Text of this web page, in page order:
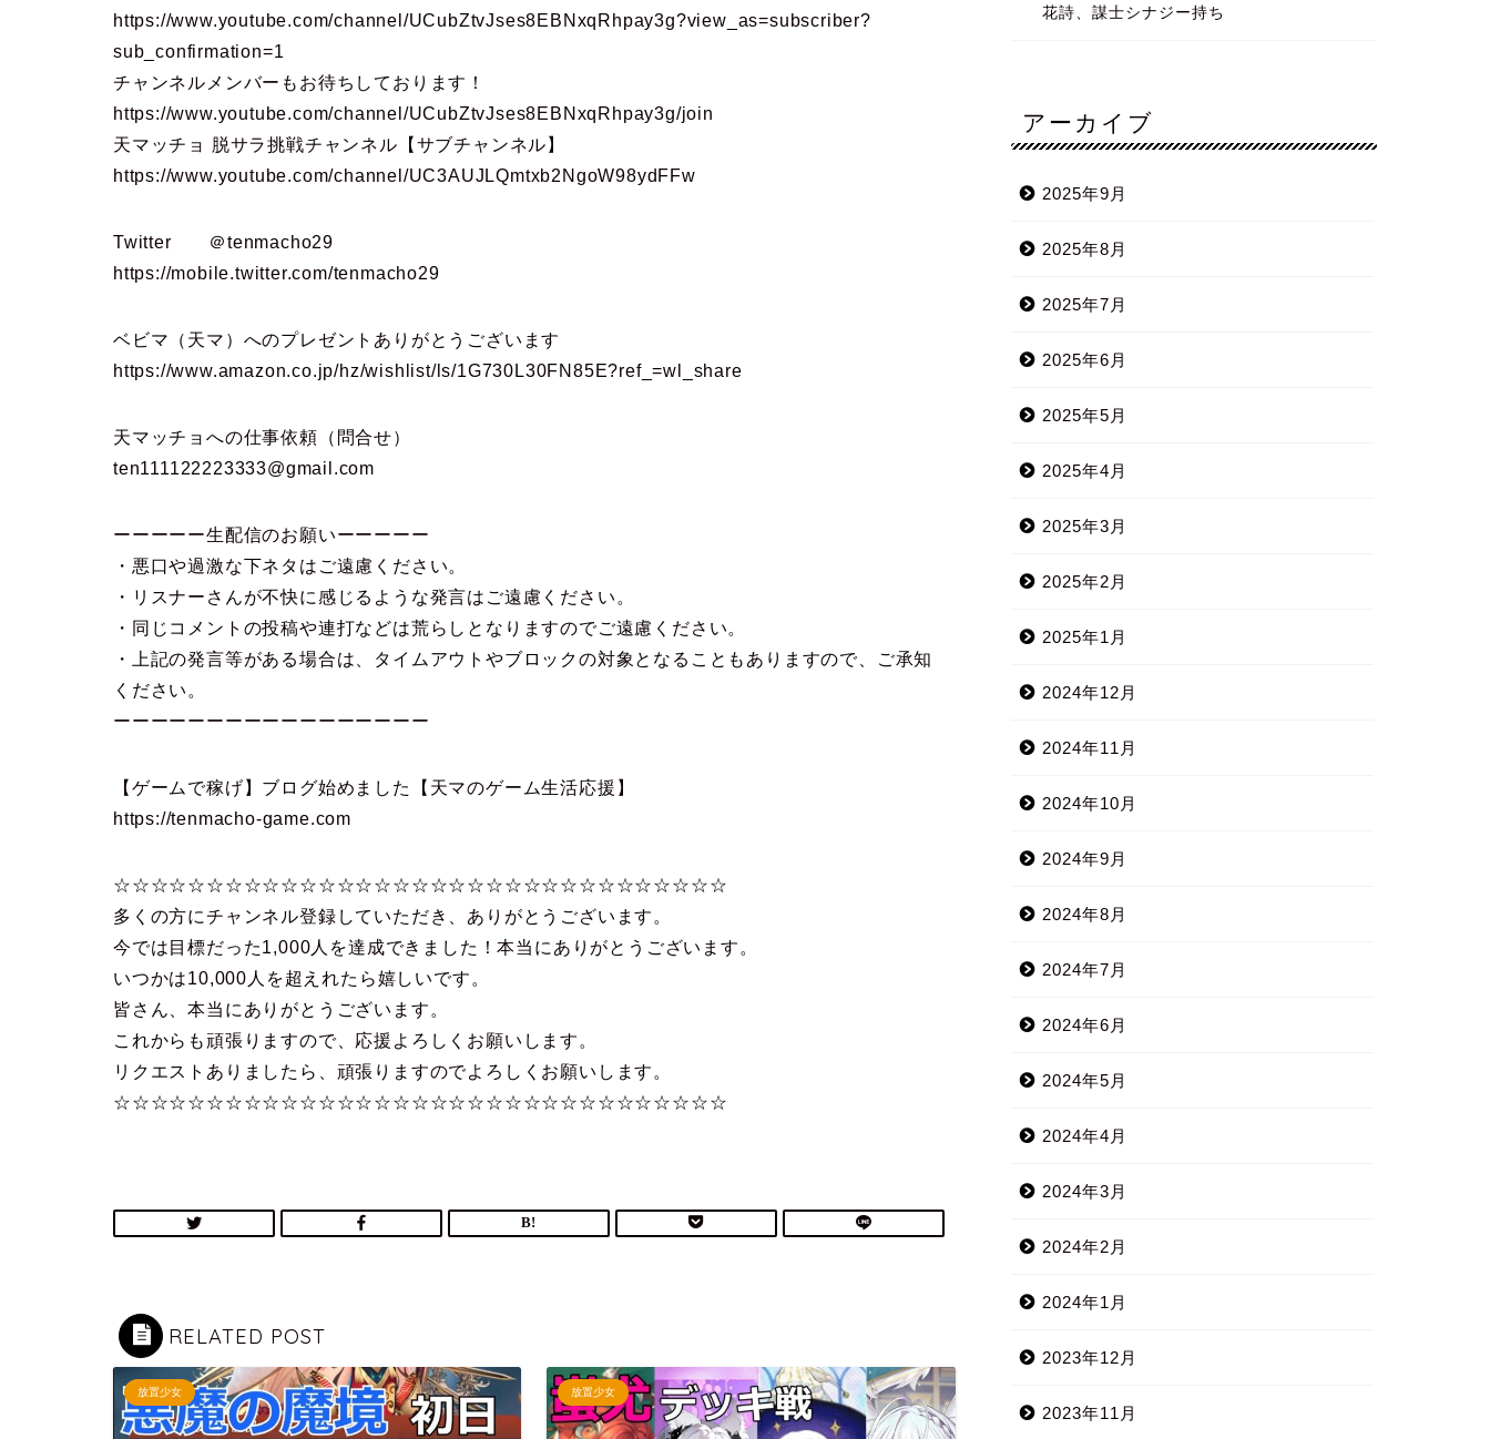
https://www.youtube.com/channel/UCubZtvJses8EBNxqRhpay3g?view_as=subscriber?
sub_confirmation=1
チャンネルメンバーもお待ちしております！
https://www.youtube.com/channel/UCubZtvJses8EBNxqRhpay3g/join
天マッチョ 脱サラ挑戦チャンネル【サブチャンネル】
https://www.youtube.com/channel/UC3AUJLQmtxb2NgoW98ydFFw
Twitter ＠tenmacho29
https://mobile.twitter.com/tenmacho29
ベビマ（天マ）へのプレゼントありがとうございます
https://www.amazon.co.jp/hz/wishlist/ls/1G730L30FN85E?ref_=wl_share
天マッチョへの仕事依頼（問合せ）
ten111122223333@gmail.com
ーーーーー生配信のお願いーーーーー
・悪口や過激な下ネタはご遠慮ください。
・リスナーさんが不快に感じるような発言はご遠慮ください。
・同じコメントの投稿や連打などは荒らしとなりますのでご遠慮ください。
・上記の発言等がある場合は、タイムアウトやブロックの対象となることもありますので、ご承知
ください。
ーーーーーーーーーーーーーーーーー
【ゲームで稼げ】ブログ始めました【天マのゲーム生活応援】
https://tenmacho-game.com
☆☆☆☆☆☆☆☆☆☆☆☆☆☆☆☆☆☆☆☆☆☆☆☆☆☆☆☆☆☆☆☆☆
多くの方にチャンネル登録していただき、ありがとうございます。
今では目標だった1,000人を達成できました！本当にありがとうございます。
いつかは10,000人を超えれたら嬉しいです。
皆さん、本当にありがとうございます。
これからも頑張りますので、応援よろしくお願いします。
リクエストありましたら、頑張りますのでよろしくお願いします。
☆☆☆☆☆☆☆☆☆☆☆☆☆☆☆☆☆☆☆☆☆☆☆☆☆☆☆☆☆☆☆☆☆
RELATED POST
放置少女 放置少女
花詩、謀士シナジー持ち
アーカイブ
2025年9月
2025年8月
2025年7月
2025年6月
2025年5月
2025年4月
2025年3月
2025年2月
2025年1月
2024年12月
2024年11月
2024年10月
2024年9月
2024年8月
2024年7月
2024年6月
2024年5月
2024年4月
2024年3月
2024年2月
2024年1月
2023年12月
2023年11月